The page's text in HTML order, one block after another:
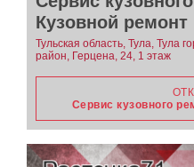
Кузовной ремонт
Тульская область, Тула, Тула
район, Герцена, 24, 1 этаж
Сервис кузовного